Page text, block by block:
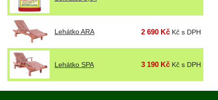
Lehátko ARA 2 690 Kč Kč s DPH
Lehátko SPA 3 190 Kč Kč s DPH